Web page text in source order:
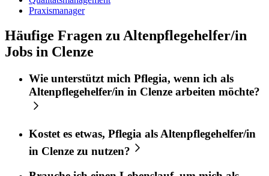
Praxismanager
Häufige Fragen zu Altenpflegehelfer/in
Jobs in Clenze
Wie unterstützt mich Pflegia, wenn ich als
Altenpflegehelfer/in in Clenze arbeiten möchte?
Kostet es etwas, Pflegia als Altenpflegehelfer/in
in Clenze zu nutzen?